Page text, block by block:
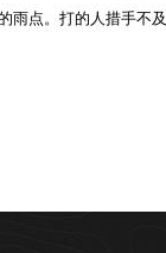
雨点。打的人措手不及